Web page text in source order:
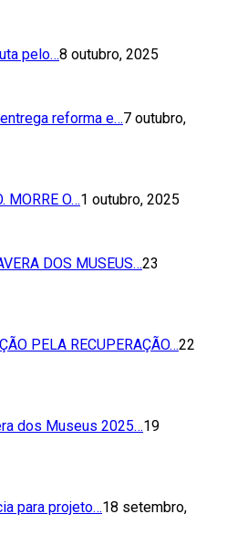
pelo…8 outubro, 2025
reforma e…7 outubro,
MORRE O…1 outubro, 2025
DOS MUSEUS…23
PELA RECUPERAÇÃO…22
dos Museus 2025…19
para projeto…18 setembro,